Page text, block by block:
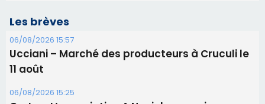
Alata - Soirée Tango Argentin au stade de San
Benedetto
05/08/2026 09:53
Biguglia : messe de la Sainte-Marie et
procession le 14 août